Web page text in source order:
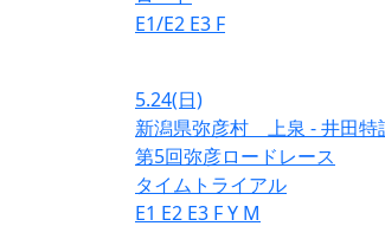
E1/E2 E3 F
5.24(日)
新潟県弥彦村 上泉 - 井田特
第5回弥彦ロードレース
タイムトライアル
E1 E2 E3 FY M